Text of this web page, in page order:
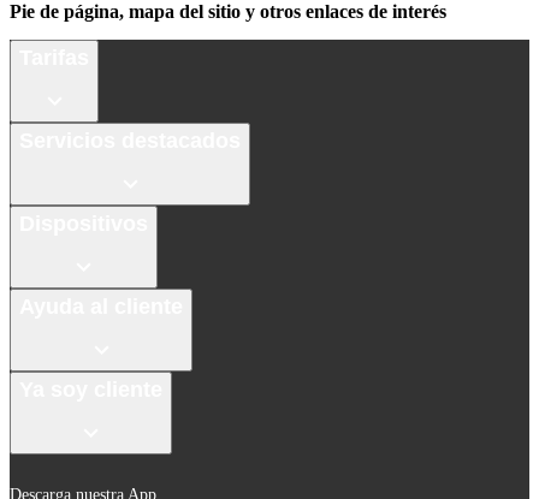
Pie de página, mapa del sitio y otros enlaces de interés
Descarga nuestra App